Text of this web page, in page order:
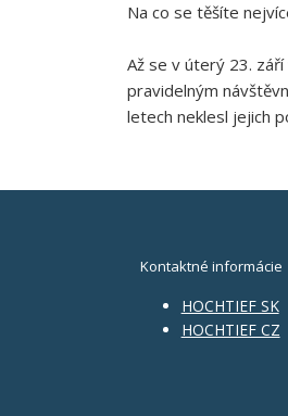
Na co se těšíte
Až se v úterý 23.
pravidelným
letech neklesl jejich
Kontaktné informácie
HOCHTIEF SK
HOCHTIEF CZ